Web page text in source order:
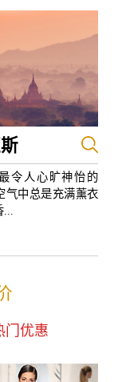
令人心旷神怡的
气中总是充满薰衣
门优惠